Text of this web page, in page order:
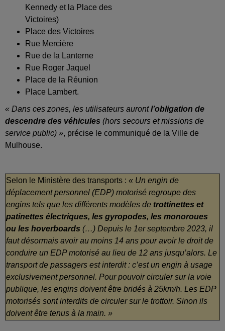
Kennedy et la Place des
Victoires)
Place des Victoires
Rue Mercière
Rue de la Lanterne
Rue Roger Jaquel
Place de la Réunion
Place Lambert.
« Dans ces zones, les utilisateurs aurontl’obligation de
descendre des véhicules (hors secours et missions de
service public) », précise le communiqué de la Ville de
Mulhouse.
Selon le Ministère des transports : « Un engin de
déplacement personnel (EDP) motorisé regroupe des
engins tels que les différents modèles de trottinettes et
patinettes électriques, les gyropodes, les monoroues
ou les hoverboards (…) Depuis le 1er septembre 2023, il
faut désormais avoir au moins 14 ans pour avoir le droit de
conduire un EDP motorisé au lieu de 12 ans jusqu’alors. Le
transport de passagers est interdit : c’est un engin à usage
exclusivement personnel. Pour pouvoir circuler sur la voie
publique, les engins doivent être bridés à 25km/h. Les EDP
motorisés sont interdits de circuler sur le trottoir. Sinon ils
doivent être tenus à la main. »